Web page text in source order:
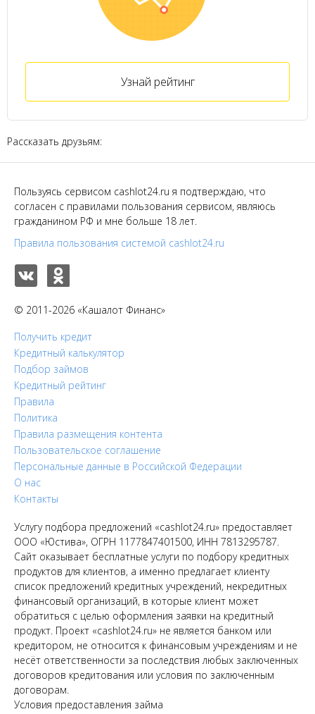
Узнай рейтинг
Рассказать друзьям:
Пользуясь сервисом cashlot24.ru я подтверждаю, что
согласен с правилами пользования сервисом, являюсь
гражданином РФ и мне больше 18 лет.
Правила пользования системой cashlot24.ru
© 2011-2026 «Кашалот Финанс»
Получить кредит
Кредитный калькулятор
Подбор займов
Кредитный рейтинг
Правила
Политика
Правила размещения контента
Пользовательское соглашение
Персональные данные в Российской Федерации
О нас
Контакты
Услугу подбора предложений «cashlot24.ru» предоставляет
ООО «Юстива», ОГРН 1177847401500, ИНН 7813295787.
Сайт оказывает бесплатные услуги по подбору кредитных
продуктов для клиентов, а именно предлагает клиенту
список предложений кредитных учреждений, некредитных
финансовый организаций, в которые клиент может
обратиться с целью оформления заявки на кредитный
продукт. Проект «cashlot24.ru» не является банком или
кредитором, не относится к финансовым учреждениям и не
несёт ответственности за последствия любых заключенных
договоров кредитования или условия по заключенным
договорам.
Условия предоставления займа